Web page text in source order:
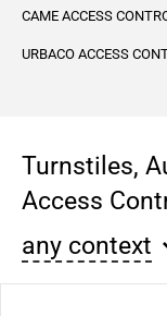
CAME ACCESS
URBACO ACCESS
Turnstiles,
Access
any context